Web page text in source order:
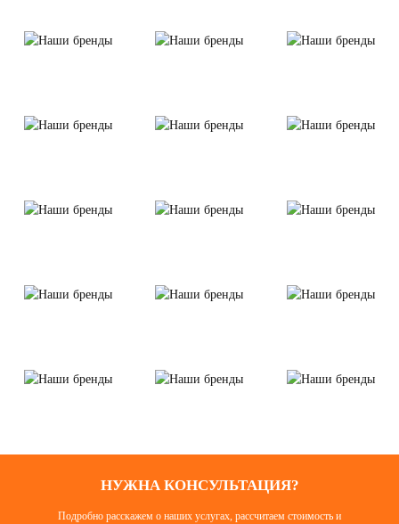
НУЖНА КОНСУЛЬТАЦИЯ?
Подробно расскажем о наших услугах, рассчитаем стоимость и